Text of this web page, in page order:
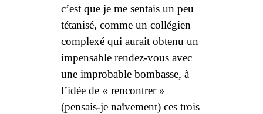
c’est que je me sentais un peu
tétanisé, comme un collégien
complexé qui aurait obtenu un
impensable rendez-vous avec
une improbable bombasse, à
l’idée de « rencontrer »
(pensais-je naïvement) ces trois